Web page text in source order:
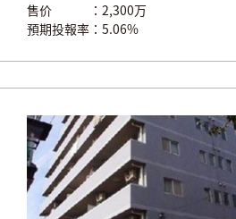
售价
2,300万
預期投報率
5.06%